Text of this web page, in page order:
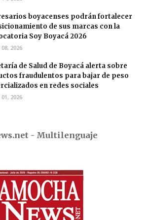
boyacenses podrán fortalecer
de sus marcas con la
Soy Boyacá 2026
08, 2026
de Salud de Boyacá alerta sobre
fraudulentos para bajar de peso
en redes sociales
01, 2026
- Multilenguaje